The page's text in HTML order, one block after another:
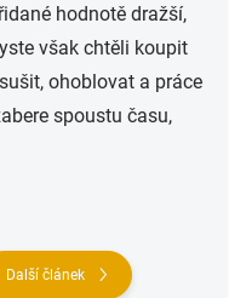
hodnotě dražší,
však chtěli koupit
ohoblovat a práce
spoustu času,
Další článek